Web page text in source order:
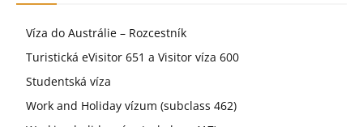
Víza do Austrálie – Rozcestník
Turistická eVisitor 651 a Visitor víza 600
Studentská víza
Work and Holiday vízum (subclass 462)